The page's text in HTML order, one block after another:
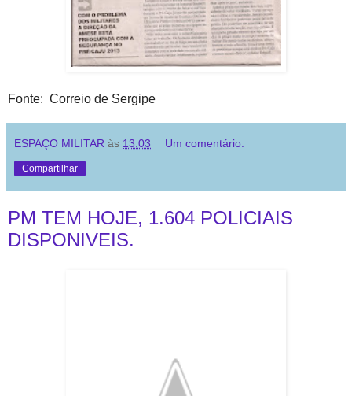
Fonte: Correio de Sergipe
ESPAÇO MILITAR às 13:03 Um comentário:
Compartilhar
PM TEM HOJE, 1.604 POLICIAIS
DISPONIVEIS.